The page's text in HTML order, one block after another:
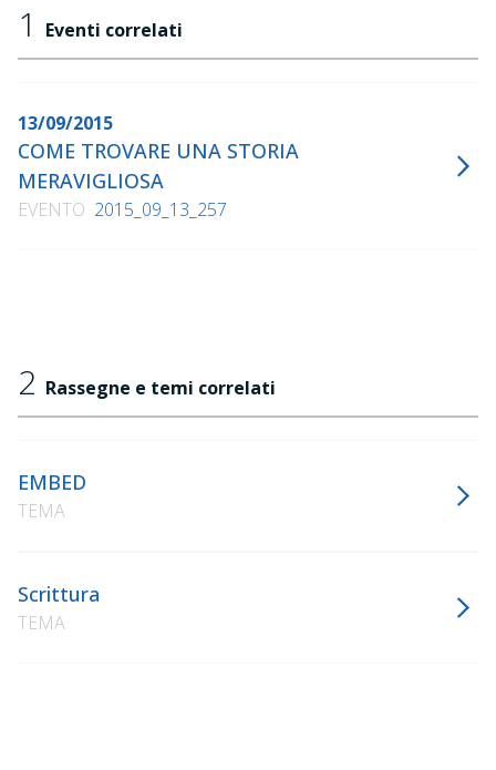
1 Eventi correlati
13/09/2015
COME TROVARE UNA STORIA
MERAVIGLIOSA
EVENTO 2015_09_13_257
2 Rassegne e temi correlati
EMBED
TEMA
Scrittura
TEMA